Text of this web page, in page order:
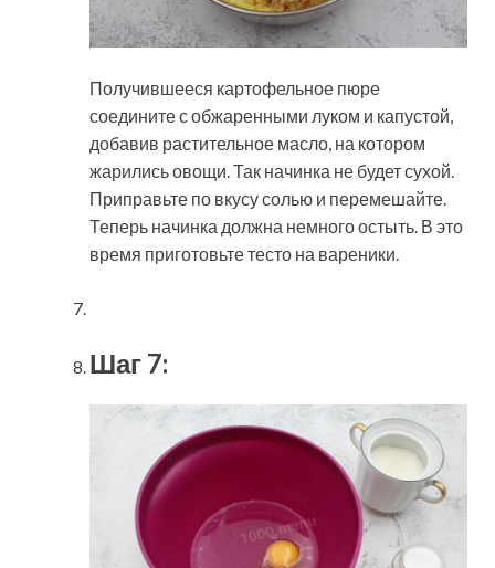
Получившееся картофельное пюре
соедините с обжаренными луком и капустой,
добавив растительное масло, на котором
жарились овощи. Так начинка не будет сухой.
Приправьте по вкусу солью и перемешайте.
Теперь начинка должна немного остыть. В это
время приготовьте тесто на вареники.
Шаг 7: